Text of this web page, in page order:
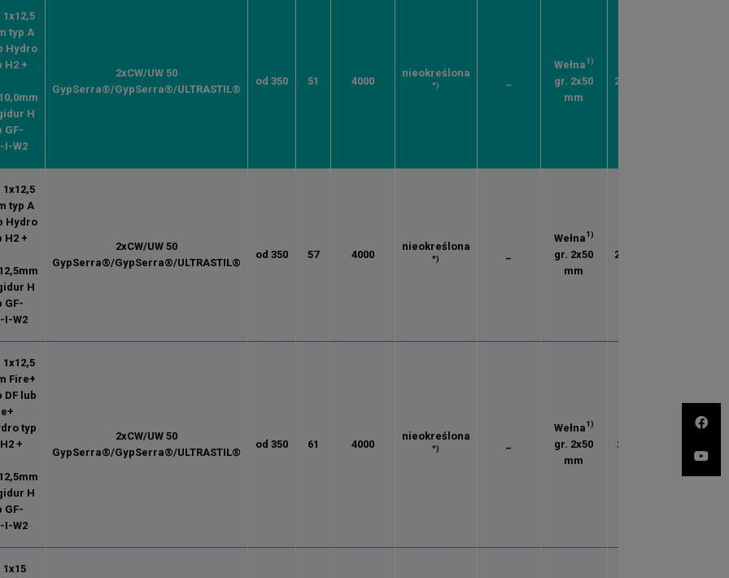
1x12,5
typ A
Hydro
H2 +
H
GF-
I-W2
2xCW/UW 50
GypSerra®/GypSerra®/ULTRASTIL®
od 350 51 4000
nieokreślona
*)
Wełna1)
gr. 2x50
mm
207.32
1x12,5
typ A
Hydro
H2 +
H
GF-
I-W2
2xCW/UW 50
GypSerra®/GypSerra®/ULTRASTIL®
od 350 57 4000
nieokreślona
*)
Wełna1)
gr. 2x50
mm
227.22
1x12,5
Fire+
DF lub
typ
+
H
GF-
I-W2
2xCW/UW 50
GypSerra®/GypSerra®/ULTRASTIL®
od 350 61 4000
nieokreślona
*)
Wełna1)
gr. 2x50
mm
217.1
1x15